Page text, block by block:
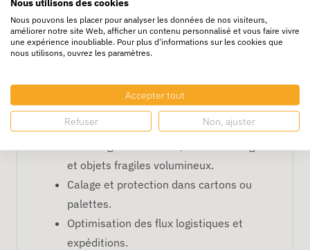
Bulles de 10 mm pour protection légère
à moyenne.
Facile à découper et manipuler.
entrepôts et e-commerce.
Applications recommandées
et objets fragiles volumineux.
Calage et protection dans cartons ou
palettes.
Optimisation des flux logistiques et
expéditions.
Nous pouvons les placer pour analyser les données de nos visiteurs,
améliorer notre site Web, afficher un contenu personnalisé et vous faire vivre
une expérience inoubliable. Pour plus d'informations sur les cookies que
nous utilisons, ouvrez les paramètres.
Accepter tout
Refuser Non, ajuster